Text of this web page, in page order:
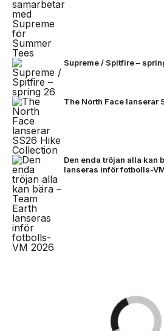
Supreme / Spitfire –
The North Face lanserar
Den enda tröjan alla kan
lanseras inför fotbolls-